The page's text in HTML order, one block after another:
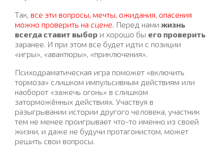
Так, все эти вопросы, мечты, ожидания, опасения
можно проверить на сцене. Перед нами жизнь
всегда ставит выбор и хорошо бы его проверить
заранее. И при этом все будет идти с позиции
«игры», «авантюры», «приключения».
Психодраматическая игра поможет «включить
тормоза» слишком импульсивным действиям или
наоборот «зажечь огонь» в слишком
заторможённых действиях. Участвуя в
разыгрывании истории другого человека, участник
тем не менее проигрывает что-то именно из своей
жизни, и даже не будучи протагонистом, может
решить свои вопросы.